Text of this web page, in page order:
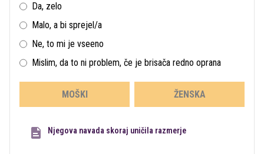
Da, zelo
Malo, a bi sprejel/a
Ne, to mi je vseeno
Mislim, da to ni problem, če je brisača redno oprana
MOŠKI ŽENSKA
Njegova navada skoraj uničila razmerje